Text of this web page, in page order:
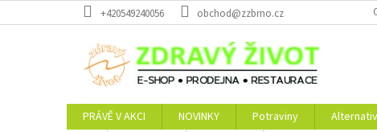
na
+420549240056 obchod@zzbrno.cz
PRÁVĚ V AKCI NOVINKY Potraviny